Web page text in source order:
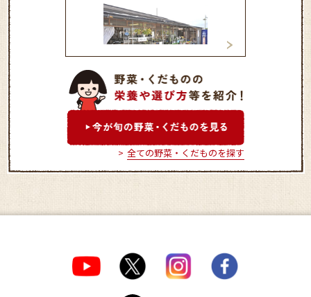
アルプス１番松川農産物直
売所
ファミリーマー
染店 JA直売コー
全ての野菜・くだものを探す